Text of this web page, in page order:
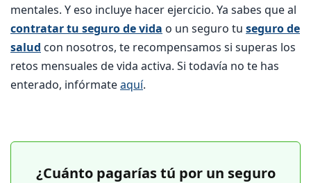
mentales. Y eso incluye hacer ejercicio. Ya sabes que al
contratar tu seguro de vida o un seguro tu seguro de
salud con nosotros, te recompensamos si superas los
retos mensuales de vida activa. Si todavía no te has
enterado, infórmateaquí.
¿Cuánto pagarías tú por un seguro